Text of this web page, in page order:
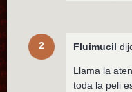
2 Fluimucil
Llama la
toda la peli